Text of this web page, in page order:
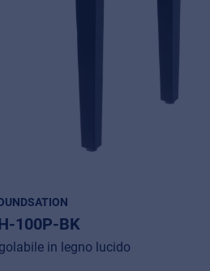
100P-BK
in legno lucido